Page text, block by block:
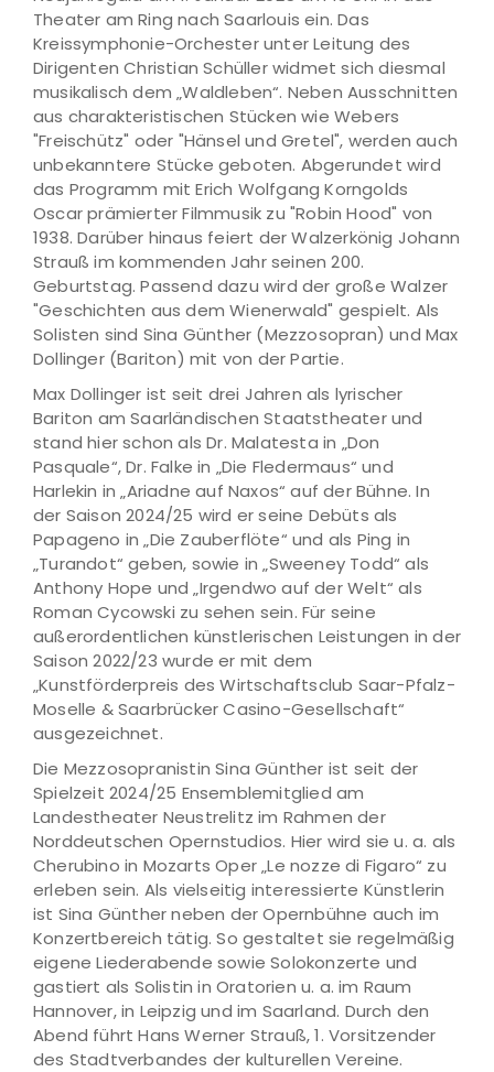
Theater am Ring nach Saarlouis ein. Das
Kreissymphonie-Orchester unter Leitung des
Dirigenten Christian Schüller widmet sich diesmal
musikalisch dem „Waldleben“. Neben Ausschnitten
aus charakteristischen Stücken wie Webers
"Freischütz" oder "Hänsel und Gretel", werden auch
unbekanntere Stücke geboten. Abgerundet wird
das Programm mit Erich Wolfgang Korngolds
Oscar prämierter Filmmusik zu "Robin Hood" von
1938. Darüber hinaus feiert der Walzerkönig Johann
Strauß im kommenden Jahr seinen 200.
Geburtstag. Passend dazu wird der große Walzer
"Geschichten aus dem Wienerwald" gespielt. Als
Solisten sind Sina Günther (Mezzosopran) und Max
Dollinger (Bariton) mit von der Partie.
Max Dollinger ist seit drei Jahren als lyrischer
Bariton am Saarländischen Staatstheater und
stand hier schon als Dr. Malatesta in „Don
Pasquale“, Dr. Falke in „Die Fledermaus“ und
Harlekin in „Ariadne auf Naxos“ auf der Bühne. In
der Saison 2024/25 wird er seine Debüts als
Papageno in „Die Zauberflöte“ und als Ping in
„Turandot“ geben, sowie in „Sweeney Todd“ als
Anthony Hope und „Irgendwo auf der Welt“ als
Roman Cycowski zu sehen sein. Für seine
außerordentlichen künstlerischen Leistungen in der
Saison 2022/23 wurde er mit dem
„Kunstförderpreis des Wirtschaftsclub Saar-Pfalz-
Moselle & Saarbrücker Casino-Gesellschaft“
ausgezeichnet.
Die Mezzosopranistin Sina Günther ist seit der
Spielzeit 2024/25 Ensemblemitglied am
Landestheater Neustrelitz im Rahmen der
Norddeutschen Opernstudios. Hier wird sie u. a. als
Cherubino in Mozarts Oper „Le nozze di Figaro“ zu
erleben sein. Als vielseitig interessierte Künstlerin
ist Sina Günther neben der Opernbühne auch im
Konzertbereich tätig. So gestaltet sie regelmäßig
eigene Liederabende sowie Solokonzerte und
gastiert als Solistin in Oratorien u. a. im Raum
Hannover, in Leipzig und im Saarland. Durch den
Abend führt Hans Werner Strauß, 1. Vorsitzender
des Stadtverbandes der kulturellen Vereine.